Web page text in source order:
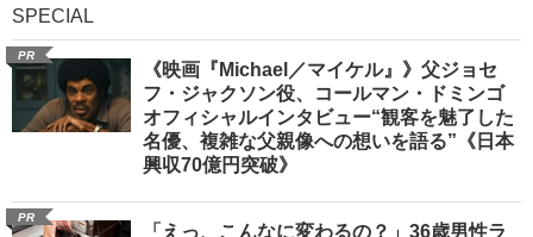
SPECIAL
PR
《映画『Michael／マイケル』》父ジョセ
フ・ジャクソン役、コールマン・ドミンゴ
オフィシャルインタビュー“観客を魅了した
名優、複雑な父親像への想いを語る”《日本
興収70億円突破》
PR
「えっ、こんなに変わるの？」36歳男性ラ